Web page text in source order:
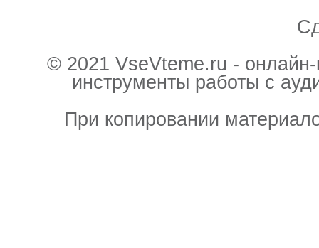
© 2021 VseVteme.ru -
инструменты работы с
При копировании